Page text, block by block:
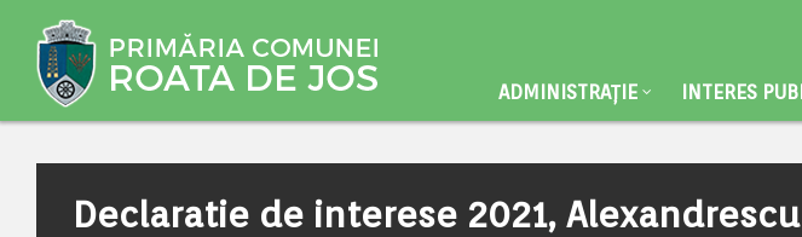
ADMINISTRAȚIE INTERES
Declaratie de interese 2021,